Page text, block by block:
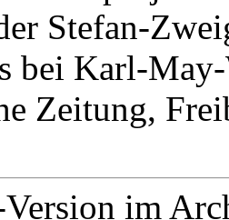
Stefan-
bei Karl-
Zeitung,
im